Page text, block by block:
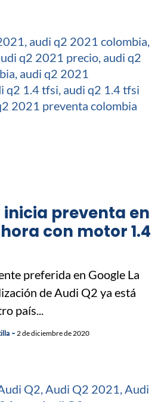
inicia preventa en
con motor 1.4
preferida en Google La
de Audi Q2 ya está
país...
2 de diciembre de 2020